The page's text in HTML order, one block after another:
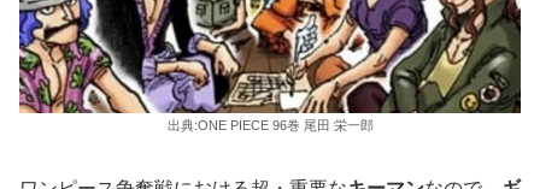
出典:ONE PIECE 96巻 尾田 栄一郎